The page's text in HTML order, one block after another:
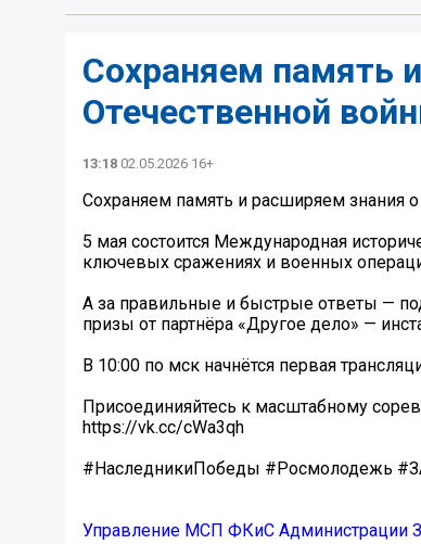
Сохраняем память
Отечественной
13:18 02.05.2026 16+
Сохраняем память и расширяем знания
5 мая состоится Международная
ключевых сражениях и военных
А за правильные и быстрые ответы —
призы от партнёра «Другое дело» —
В 10:00 по мск начнётся первая
Присоединияйтесь к масштабному
https://vk.cc/cWa3qh
#НаследникиПобеды #Росмолодежь
Управление МСП ФКиС Администрации